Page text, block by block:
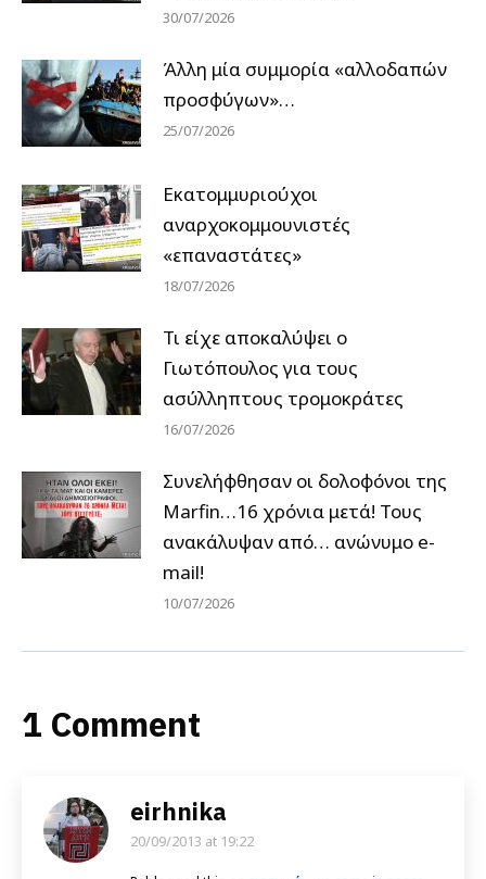
30/07/2026
Άλλη μία συμμορία «αλλοδαπών
προσφύγων»…
25/07/2026
Εκατομμυριούχοι
αναρχοκομμουνιστές
«επαναστάτες»
18/07/2026
Τι είχε αποκαλύψει ο
Γιωτόπουλος για τους
ασύλληπτους τρομοκράτες
16/07/2026
Συνελήφθησαν οι δολοφόνοι της
Marfin…16 χρόνια μετά! Τους
ανακάλυψαν από… ανώνυμο e-
mail!
10/07/2026
1 Comment
eirhnika
says:
20/09/2013 at 19:22